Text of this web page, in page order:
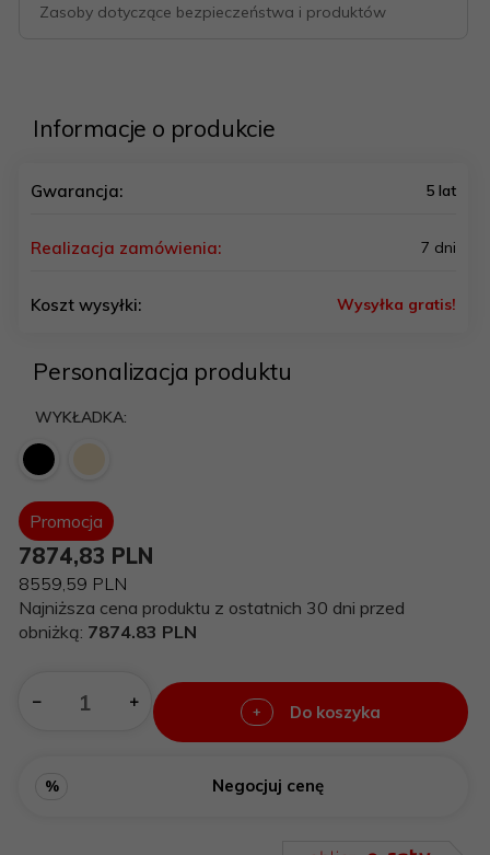
Zasoby dotyczące bezpieczeństwa i produktów
Informacje o produkcie
Gwarancja: 5 lat
Realizacja zamówienia: 7 dni
Koszt wysyłki: Wysyłka gratis!
Personalizacja produktu
WYKŁADKA:
Promocja
7874,83 PLN
8559,59 PLN
Najniższa cena produktu z ostatnich 30 dni przed
obniżką: 7874.83 PLN
+ Do koszyka
% Negocjuj cenę